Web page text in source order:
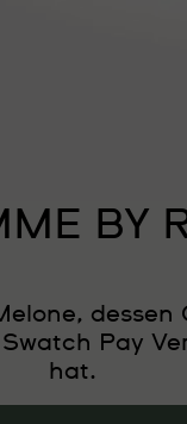
BY
Pay
hat.